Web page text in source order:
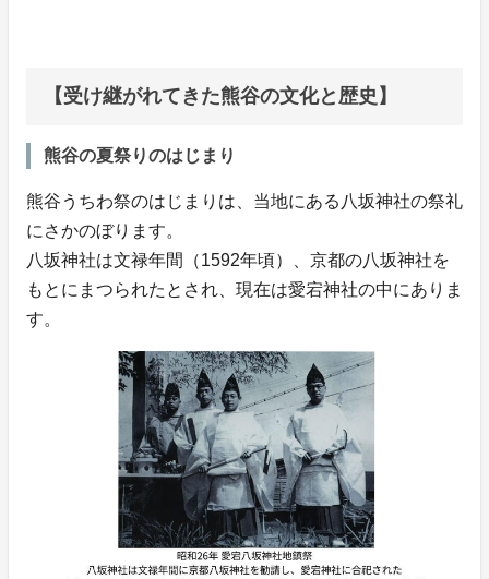
【受け継がれてきた熊谷の文化と歴史】
熊谷の夏祭りのはじまり
熊谷うちわ祭のはじまりは、当地にある八坂神社の祭礼
にさかのぼります。
八坂神社は文禄年間（1592年頃）、京都の八坂神社を
もとにまつられたとされ、現在は愛宕神社の中にありま
す。